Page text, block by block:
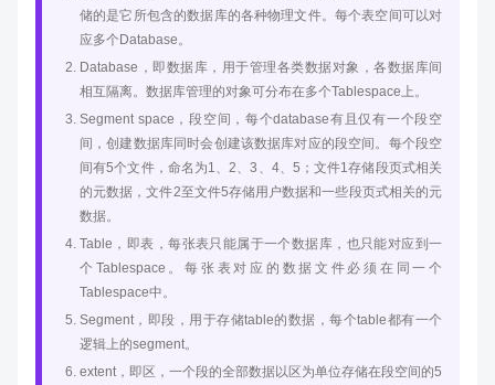
储的是它所包含的数据库的各种物理文件。每个表空间可以对
应多个Database。
Database，即数据库，用于管理各类数据对象，各数据库间
相互隔离。数据库管理的对象可分布在多个Tablespace上。
Segment space，段空间，每个database有且仅有一个段空
间，创建数据库同时会创建该数据库对应的段空间。每个段空
间有5个文件，命名为1、2、3、4、5；文件1存储段页式相关
的元数据，文件2至文件5存储用户数据和一些段页式相关的元
数据。
Table，即表，每张表只能属于一个数据库，也只能对应到一
个Tablespace。每张表对应的数据文件必须在同一个
Tablespace中。
Segment，即段，用于存储table的数据，每个table都有一个
逻辑上的segment。
extent，即区，一个段的全部数据以区为单位存储在段空间的5